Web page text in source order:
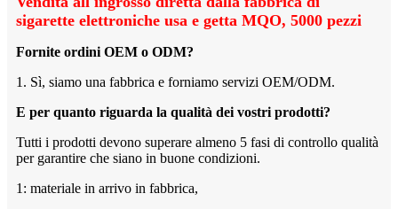
sigarette elettroniche usa e getta MQO, 5000 pezzi
Fornite ordini OEM o ODM?
1. Sì, siamo una fabbrica e forniamo servizi OEM/ODM.
E per quanto riguarda la qualità dei vostri prodotti?
Tutti i prodotti devono superare almeno 5 fasi di controllo qualità
per garantire che siano in buone condizioni.
1: materiale in arrivo in fabbrica,